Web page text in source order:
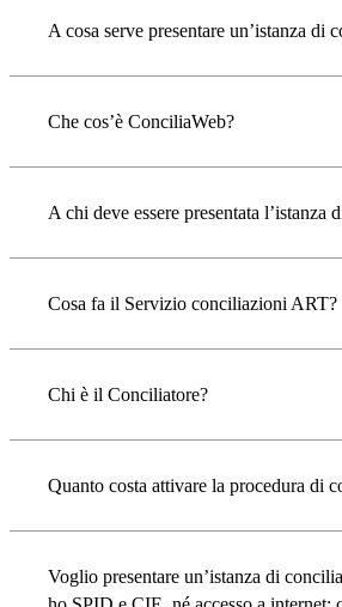
A cosa serve presentare un’istanza di
Che cos’è ConciliaWeb?
A chi deve essere presentata l’istanza
Cosa fa il Servizio conciliazioni ART?
Chi è il Conciliatore?
Quanto costa attivare la procedura di
Voglio presentare un’istanza di